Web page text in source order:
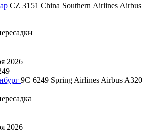
CZ 3151 China Southern Airlines Airbus
2026
9C 6249 Spring Airlines Airbus A320
2026